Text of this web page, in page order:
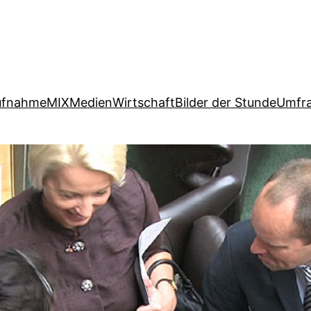
MIXMedienWirtschaftBilder der Stunde